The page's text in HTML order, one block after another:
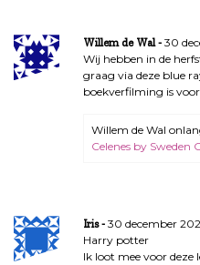
Willem de Wal
30
Wij hebben in de
graag via deze blue
boekverfilming is
Willem de Wal
Celenes by Sweden
Iris
30 december
Harry potter
Ik loot mee voor deze